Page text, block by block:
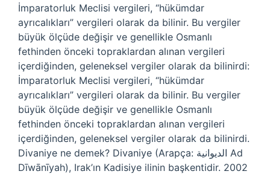
İmparatorluk Meclisi vergileri, “hükümdar
ayrıcalıkları” vergileri olarak da bilinir. Bu vergiler
büyük ölçüde değişir ve genellikle Osmanlı
fethinden önceki topraklardan alınan vergileri
içerdiğinden, geleneksel vergiler olarak da bilinirdi:
İmparatorluk Meclisi vergileri, “hükümdar
ayrıcalıkları” vergileri olarak da bilinir. Bu vergiler
büyük ölçüde değişir ve genellikle Osmanlı
fethinden önceki topraklardan alınan vergileri
içerdiğinden, geleneksel vergiler olarak da bilinirdi.
Divaniye ne demek? Divaniye (Arapça: الديوانية‎ Ad
Dīwānīyah), Irak’ın Kadisiye ilinin başkentidir. 2002